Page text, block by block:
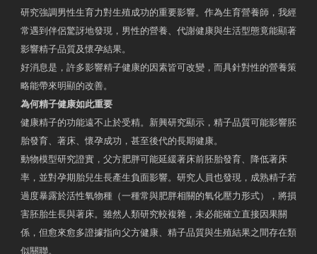
研究強調男性生育力對生殖成功的重要影響。作為生育營養師，我經
常遇到伴侶驚訝地發現，男性的營養、代謝健康與生活型態竟能顯著
影響精子品質及懷孕結果。
好消息是，許多影響精子健康的因素皆可改變，而具針對性的營養策
略能帶來明顯的改善。
為何精子健康如此重要
健康精子的功能遠不止於受精。新興研究顯示，精子品質可能影響胚
胎發育、著床、懷孕成功，甚至後代的長期健康。
動物模型研究證實，父方肥胖可能延緩著床前胚胎發育、降低著床
率，並對孕期胎兒生長產生負面影響。研究人員也發現，成熟精子若
過度暴露於活性氧物種（一種常與肥胖相關的氧化壓力形式），將損
害胚胎生長與著床。雖然人類研究較複雜，未必能確立直接因果關
係，但愈來愈多證據指向父方健康、精子品質與生殖結果之間存在類
似關聯。